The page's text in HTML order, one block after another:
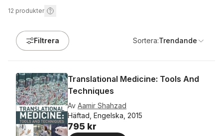
12 produkter
Filtrera Sortera:Trendande
Translational Medicine: Tools And
Techniques
Av Aamir Shahzad
Häftad, Engelska, 2015
795 kr